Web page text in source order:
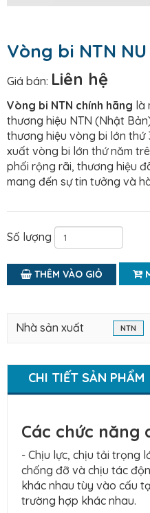
Vòng bi NTN NU
Giá bán: Liên hệ
Vòng bi NTN chính hãng là
thương hiệu NTN (Nhật
thương hiệu vòng bi lớn thứ
xuất vòng bi lớn thứ năm
phối rộng rãi, thương hiệu
mang đến sự tin tưởng và
Số lượng
THÊM VÀO GIỎ
Nhà sản xuất NTN
CHI TIẾT SẢN PHẨM
Các chức năng
- Chịu lực, chịu tải trọng
chống đỡ và chịu tác
khác nhau tùy vào cấu
trường hợp khác nhau.